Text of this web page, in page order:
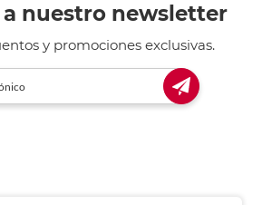
nuestro newsletter
y promociones exclusivas.